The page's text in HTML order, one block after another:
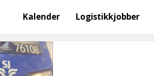
Kalender Logistikkjobber